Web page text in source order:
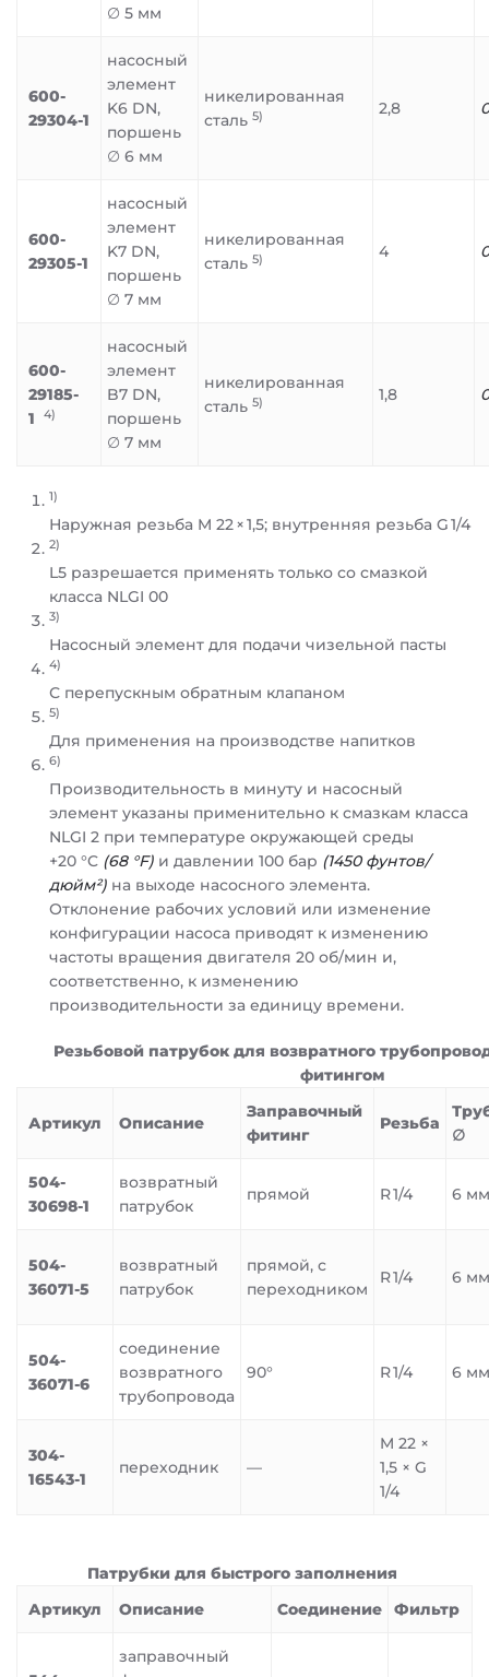
∅ 5 мм
600-
29304-1
насосный
элемент
K6 DN,
поршень
∅ 6 мм
никелированная
сталь 5) 2,8
600-
29305-1
насосный
элемент
K7 DN,
поршень
∅ 7 мм
никелированная
сталь 5) 4
600-
29185-
1
4)
насосный
элемент
B7 DN,
поршень
∅ 7 мм
никелированная
сталь 5) 1,8
1)
Наружная резьба M 22 × 1,5; внутренняя резьба G 1/4
2)
L5 разрешается применять только со смазкой
класса NLGI 00
3)
Насосный элемент для подачи чизельной пасты
4)
С перепускным обратным клапаном
5)
Для применения на производстве напитков
6)
Производительность в минуту и насосный
элемент указаны применительно к смазкам класса
NLGI 2 при температуре окружающей среды
+20 °C (68 °F) и давлении 100 бар (1450 фунтов/
дюйм²) на выходе насосного элемента.
Отклонение рабочих условий или изменение
конфигурации насоса приводят к изменению
частоты вращения двигателя 20 об/мин и,
соответственно, к изменению
производительности за единицу времени.
Резьбовой патрубок для возвратного
фитингом
Артикул Описание
Заправочный
фитинг
Резьба
∅
504-
30698-1
возвратный
патрубок
прямой R 1/4 6 мм
504-
36071-5
возвратный
патрубок
прямой, с
переходником
R 1/4 6 мм
504-
36071-6
соединение
возвратного
трубопровода
90° R 1/4 6 мм
304-
16543-1
переходник —
M 22 ×
1,5 × G
1/4
Патрубки для быстрого заполнения
Артикул
Описание Соединение Фильтр
заправочный